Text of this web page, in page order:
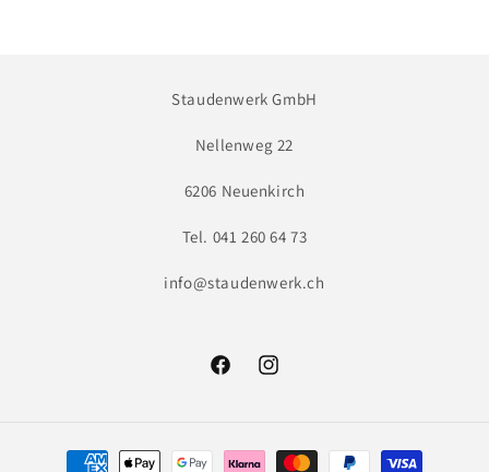
Staudenwerk GmbH
Nellenweg 22
6206 Neuenkirch
Tel. 041 260 64 73
info@staudenwerk.ch
FacebookInstagram
Zahlungsmethoden